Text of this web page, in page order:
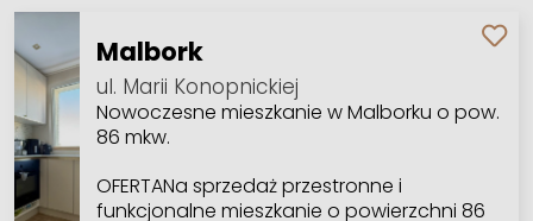
Malbork
ul. Marii Konopnickiej
Nowoczesne mieszkanie w Malborku o pow.
86 mkw.
OFERTANa sprzedaż przestronne i
funkcjonalne mieszkanie o powierzchni 86